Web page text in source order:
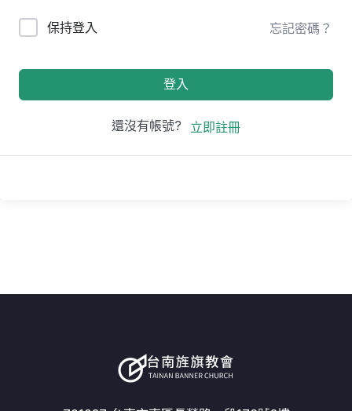
保持登入 忘記密碼？
登入
還沒有帳號? 立即註冊